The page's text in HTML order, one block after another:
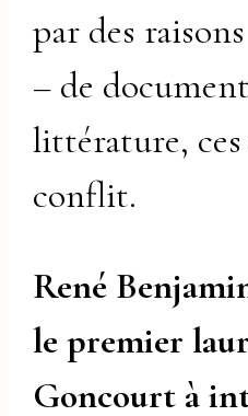
par des
– de
littérature, ces
conflit.
René
le premier
Goncourt à